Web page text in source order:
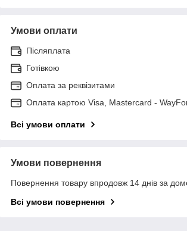
Умови оплати
Післяплата
Готівкою
Оплата за реквізитами
Оплата картою Visa, Mastercard -
Всі умови оплати
Умови повернення
Повернення товару впродовж 14 днів за
Всі умови повернення